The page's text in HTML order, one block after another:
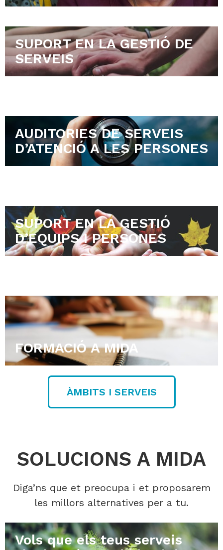
SUPORT EN LA GESTIÓ DE
SERVEIS
AUDITORIES DE SERVEIS
D’ATENCIÓ A LES PERSONES
SUPORT EN LA GESTIÓ
D’EQUIPS I PERSONES
FORMACIÓ A MIDA
ÀMBITS I SERVEIS
SOLUCIONS A MIDA
Diga’ns que et preocupa i et proposarem
les millors alternatives per a tu.
Vols que els teus serveis